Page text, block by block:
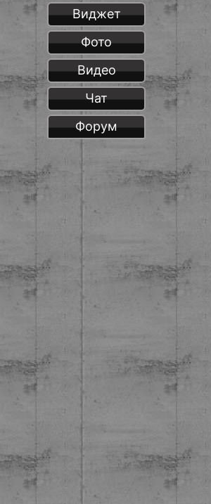
Виджет
Фото
Видео
Чат
Форум